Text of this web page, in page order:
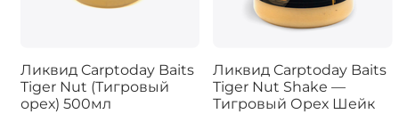
Ликвид Carptoday Baits
Tiger Nut (Тигровый
орех) 500мл
Ликвид Carptoday Baits
Tiger Nut Shake —
Тигровый Орех Шейк